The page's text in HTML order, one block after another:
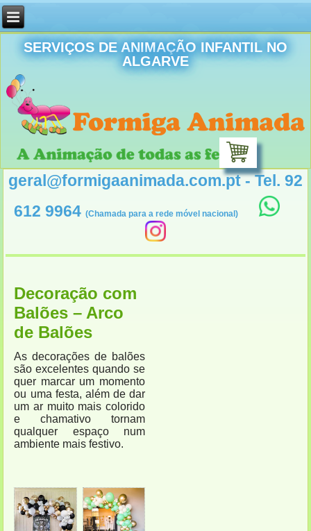
SERVIÇOS DE ANIMAÇÃO INFANTIL NO
ALGARVE
geral@formigaanimada.com.pt - Tel. 92
612 9964 (Chamada para a rede móvel nacional)
Decoração com
Balões – Arco
de Balões
As decorações de balões
são excelentes quando se
quer marcar um momento
ou uma festa, além de dar
um ar muito mais colorido
e chamativo tornam
qualquer espaço num
ambiente mais festivo.